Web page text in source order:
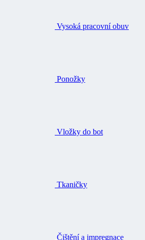
Vysoká pracovní obuv
Ponožky
Vložky do bot
Tkaničky
Čištění a impregnace